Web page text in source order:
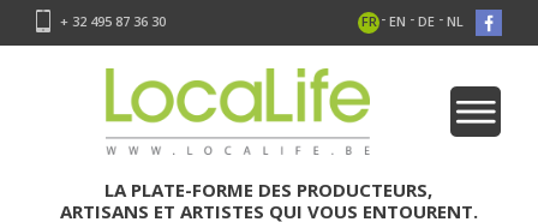
+ 32 495 87 36 30 FR - EN - DE - NL
LA PLATE-FORME DES PRODUCTEURS,
ARTISANS ET ARTISTES QUI VOUS ENTOURENT.